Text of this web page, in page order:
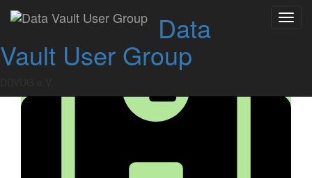
Data
Vault User Group